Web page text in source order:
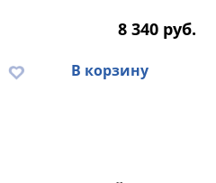
8 340 руб.
В корзину